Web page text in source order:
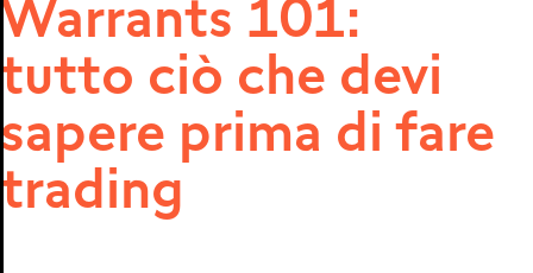
METATRADER 4 E
5
Warrants 101:
tutto ciò che devi
sapere prima di fare
trading